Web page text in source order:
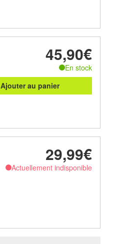
45,90€
En stock
Ajouter au panier
29,99€
Actuellement indisponible